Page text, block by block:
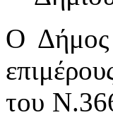
Ο Δήμος
του